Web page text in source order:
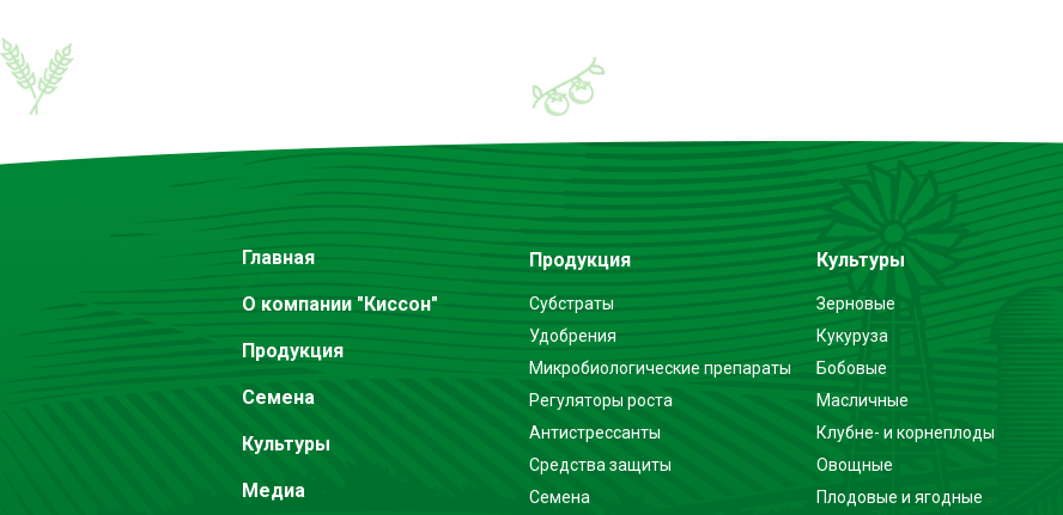
Главная
О компании "Киссон"
Продукция
Семена
Культуры
Медиа
Продукция
Субстраты
Удобрения
Микробиологические препараты
Регуляторы роста
Антистрессанты
Средства защиты
Семена
Культуры
Зерновые
Кукуруза
Бобовые
Масличные
Клубне- и корнеплоды
Овощные
Плодовые и ягодные